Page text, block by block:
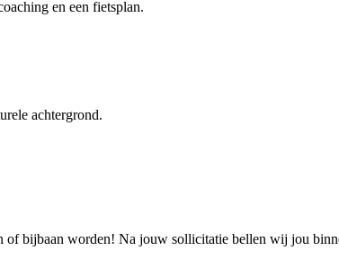
en een fietsplan.
achtergrond.
bijbaan worden! Na jouw sollicitatie bellen wij jou